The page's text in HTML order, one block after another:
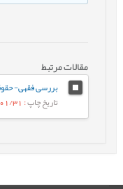
مقالات مرتبط
تاریخ چاپ: 1400/01/31